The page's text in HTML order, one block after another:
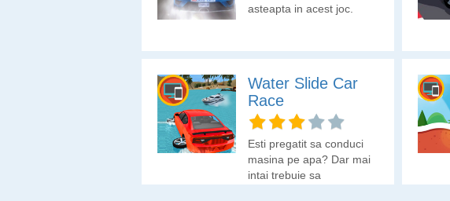
asteapta in acest joc.
Water Slide Car
Race
Esti pregatit sa conduci
masina pe apa? Dar mai
intai trebuie sa